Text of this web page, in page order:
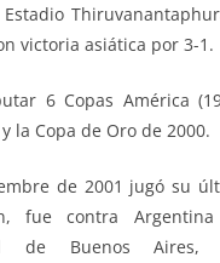
victoria asiática por 3-1.
6 Copas América
la Copa de Oro de 2000.
de 2001 jugó su
fue contra
de Buenos Aires,